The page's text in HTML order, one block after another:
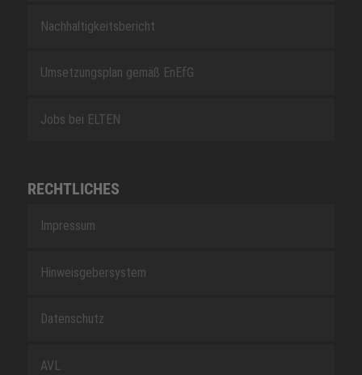
Nachhaltigkeitsbericht
Umsetzungsplan gemäß EnEfG
Jobs bei ELTEN
RECHTLICHES
Impressum
Hinweisgebersystem
Datenschutz
AVL